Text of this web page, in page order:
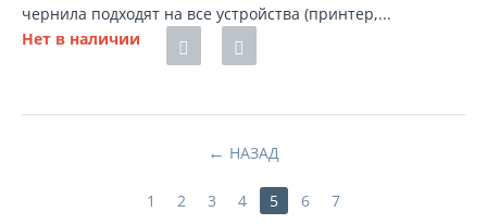
чернила подходят на все устройства (принтер,...
Нет в наличии
НАЗАД
1 2 3 4 5 6 7